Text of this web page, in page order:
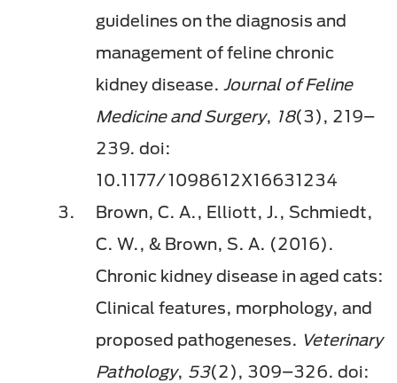
guidelines on the diagnosis and
management of feline chronic
kidney disease. Journal of Feline
Medicine and Surgery, 18(3), 219–
239. doi:
10.1177/1098612X16631234
Brown, C. A., Elliott, J., Schmiedt,
C. W., & Brown, S. A. (2016).
Chronic kidney disease in aged cats:
Clinical features, morphology, and
proposed pathogeneses. Veterinary
Pathology, 53(2), 309–326. doi: